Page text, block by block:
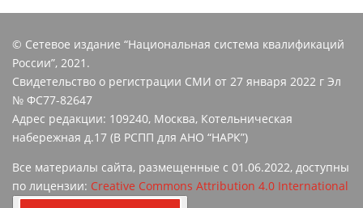
© Сетевое издание “Национальная система квалификаций
России”, 2021.
Свидетельство о регистрации СМИ от 27 января 2022 г Эл
№ ФС77-82647
Адрес редакции: 109240, Москва, Котельническая
набережная д.17 (В РСПП для АНО “НАРК”)
Все материалы сайта, размещенные с 01.06.2022, доступны
по лицензии: Creative Commons Attribution 4.0 International